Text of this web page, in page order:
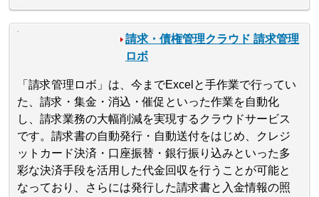
請求・債権管理クラウド 請求管理
ロボ
「請求管理ロボ」は、今までExcelと手作業で行ってい
た、請求・集金・消込・催促といった作業を自動化
し、請求業務の大幅削減を実現するクラウドサービス
です。請求書の自動発行・自動送付をはじめ、クレジ
ットカード決済・口座振替・銀行振り込みといった多
彩な決済手段を活用した代金回収を行うことが可能と
なっており、さらには発行した請求書と入金情報の照